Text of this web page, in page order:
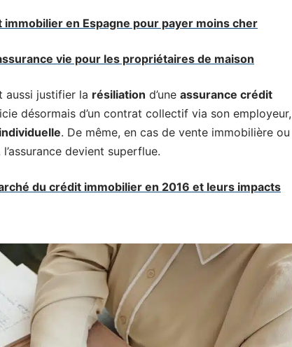
en Espagne pour payer moins cher
vie pour les propriétaires de maison
aussi justifier la résiliation d’une assurance crédit
désormais d’un contrat collectif via son employeur,
. De même, en cas de vente immobilière ou
devient superflue.
du crédit immobilier en 2016 et leurs impacts